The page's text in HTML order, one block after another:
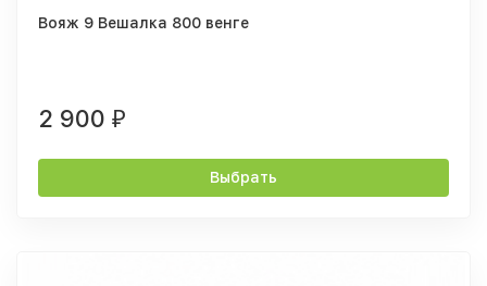
Вояж 9 Вешалка 800 венге
2 900 ₽
Выбрать